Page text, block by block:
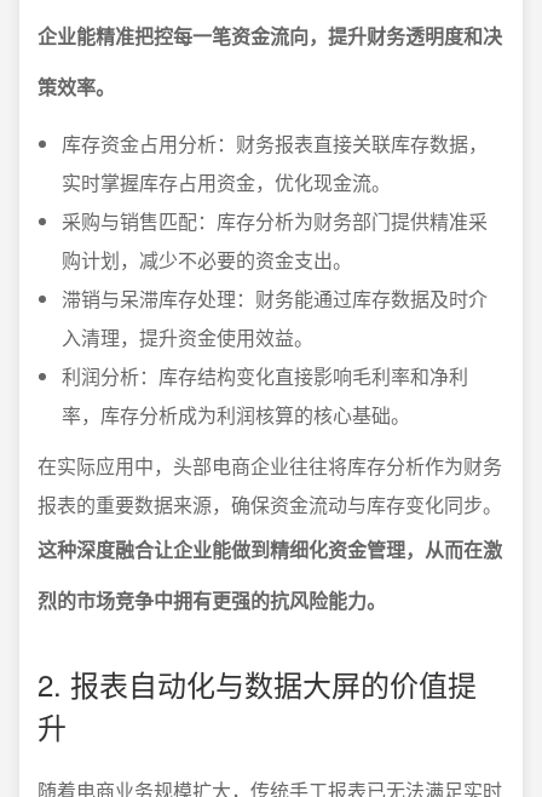
企业能精准把控每一笔资金流向，提升财务透明度和决
策效率。
库存资金占用分析：财务报表直接关联库存数据，
实时掌握库存占用资金，优化现金流。
采购与销售匹配：库存分析为财务部门提供精准采
购计划，减少不必要的资金支出。
滞销与呆滞库存处理：财务能通过库存数据及时介
入清理，提升资金使用效益。
利润分析：库存结构变化直接影响毛利率和净利
率，库存分析成为利润核算的核心基础。
在实际应用中，头部电商企业往往将库存分析作为财务
报表的重要数据来源，确保资金流动与库存变化同步。
这种深度融合让企业能做到精细化资金管理，从而在激
烈的市场竞争中拥有更强的抗风险能力。
2. 报表自动化与数据大屏的价值提
升
随着电商业务规模扩大，传统手工报表已无法满足实时